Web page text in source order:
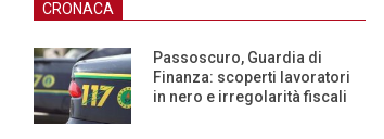
CRONACA
Passoscuro, Guardia di
Finanza: scoperti lavoratori
in nero e irregolarità fiscali